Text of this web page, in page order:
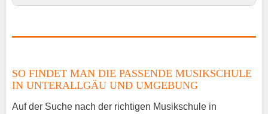
Gitarrenunterricht Eppishausen
Musiklehrer Stellenangebote – Eppishausen
SO FINDET MAN DIE PASSENDE MUSIKSCHULE
IN UNTERALLGÄU UND UMGEBUNG
Auf der Suche nach der richtigen Musikschule in